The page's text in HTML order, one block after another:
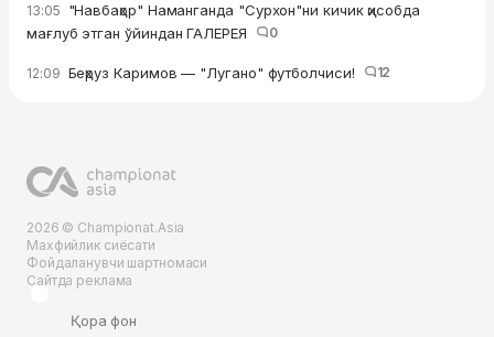
13:05 "Навбаҳор" Наманганда "Сурхон"ни кичик ҳисобда
мағлуб этган ўйиндан ГАЛЕРЕЯ
0
12:09 Беҳруз Каримов — "Лугано" футболчиси! 12
2026 © Championat.Asia
Махфийлик сиёсати
Фойдаланувчи шартномаси
Сайтда реклама
Қора фон